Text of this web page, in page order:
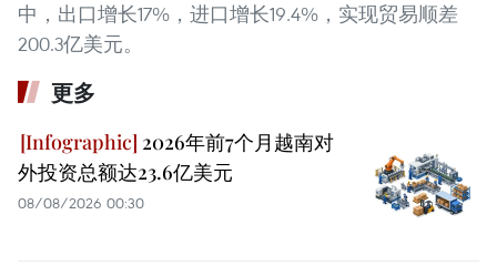
中，出口增长17%，进口增长19.4%，实现贸易顺差
200.3亿美元。
更多
2026年前7个月越南对
外投资总额达23.6亿美元
08/08/2026 00:30